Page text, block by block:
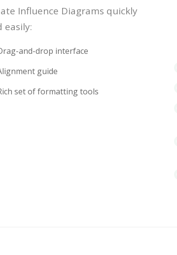
Influence Diagrams quickly
easily:
and-drop interface
guide
set of formatting tools